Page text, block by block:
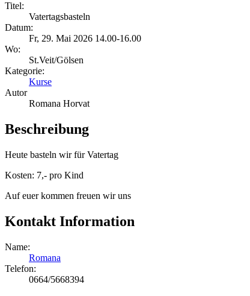
Titel:
Vatertagsbasteln
Datum:
Fr, 29. Mai 2026 14.00-16.00
Wo:
St.Veit/Gölsen
Kategorie:
Kurse
Autor
Romana Horvat
Beschreibung
Heute basteln wir für Vatertag
Kosten: 7,- pro Kind
Auf euer kommen freuen wir uns
Kontakt Information
Name:
Romana
Telefon:
0664/5668394